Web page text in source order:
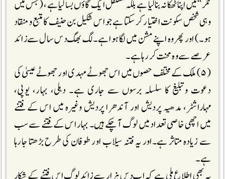
نگر‘‘میں اپنا ٹھکانہ بنالیا ہے بلکہ مستقل ایک گاؤں بسا لیا ہے ، (جس میں
وہی شخص سکونت اختیار کر سکتا ہے جو اس شکیل بن حنیف کا متبع ومنقاد
ہو۔) اور پھر وہ اپنے مشن میں لگا ہوا ہے۔ لگ بھگ دس سال سے زائد
عرصے سے وہ محنت کر رہا ہے۔
(۵) ملک کے مختلف حصوں میں اس جھوٹے مہدی اور جھوٹے عیسیٰ کی
دعوت وتبلیغ کا سلسلہ برسوں سے جاری ہے۔ دہلی، بہار، یوپی،
مہاراشٹر، مدھیہ پردیش اور آندھرا پردیش وغیرہ میں اس کے فتنے
میں اچھی خاصی تعداد میں لوگ آچکے ہیں۔ بہار اس کے فتنے سے سب
سے زیادہ متاثر ہے۔اور یہ فتنہ سیلاب اور طوفان کی طرح بڑھتا جارہا
ہے ۔